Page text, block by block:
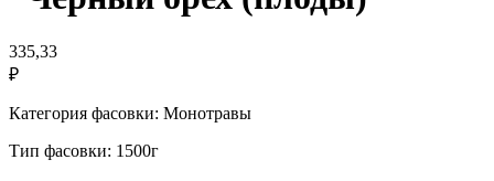
335,33
₽
Категория фасовки: Монотравы
Тип фасовки: 1500г